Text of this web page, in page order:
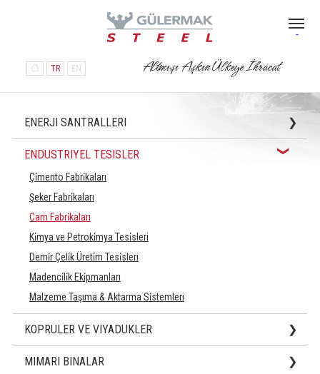
TR EN Altmışı Aşkın Ülkeye İhracat
ENERJI SANTRALLERI
Türbin Binaları ve Diğer Yardımcı Binalar
Hidroelektrik Santraller
Atıktan Enerji Üretim Tesisleri
ACC (Hava Soğutmalı Kondenser)
ENDUSTRIYEL TESISLER
Çi̇mento Fabri̇kaları
Şeker Fabri̇kaları
Cam Fabri̇kaları
Ki̇mya ve Petroki̇mya Tesi̇sleri
Demi̇r Çeli̇k Üreti̇m Tesi̇sleri
Madenci̇li̇k Eki̇pmanları
Malzeme Taşıma & Aktarma Si̇stemleri
Uçak Hangar Bi̇naları
KOPRULER VE VIYADUKLER
MIMARI BINALAR